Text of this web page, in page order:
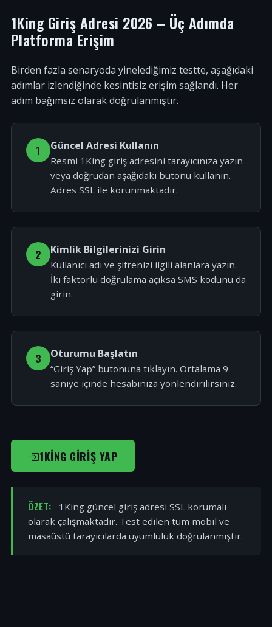
1King Giriş Adresi 2026 – Üç Adımda
Platforma Erişim
Birden fazla senaryoda yinelediğimiz testte, aşağıdaki
adımlar izlendiğinde kesintisiz erişim sağlandı. Her
adım bağımsız olarak doğrulanmıştır.
1 Güncel Adresi Kullanın
Resmi 1King giriş adresini tarayıcınıza yazın
veya doğrudan aşağıdaki butonu kullanın.
Adres SSL ile korunmaktadır.
2 Kimlik Bilgilerinizi Girin
Kullanıcı adı ve şifrenizi ilgili alanlara yazın.
İki faktörlü doğrulama açıksa SMS kodunu da
girin.
3 Oturumu Başlatın
“Giriş Yap” butonuna tıklayın. Ortalama 9
saniye içinde hesabınıza yönlendirilirsiniz.
1KING GIRIŞ YAP
ÖZET:
1King güncel giriş adresi SSL korumalı
olarak çalışmaktadır. Test edilen tüm mobil ve
masaüstü tarayıcılarda uyumluluk doğrulanmıştır.